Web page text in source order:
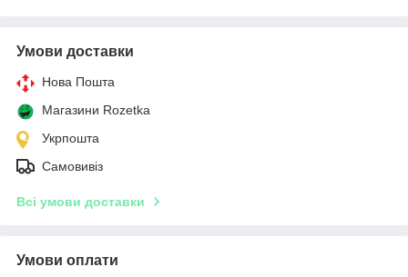
Умови доставки
Нова Пошта
Магазини Rozetka
Укрпошта
Самовивіз
Всі умови доставки
Умови оплати